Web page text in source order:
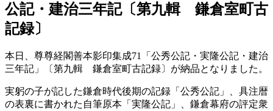
公記・建治三年記〔第九輯 鎌倉室町古
記録〕
本日、尊尊経閣善本影印集成71「公秀公記・実隆公記・建治
三年記」〔第九輯 鎌倉室町古記録〕が納品となりました。
実躬の子が記した鎌倉時代後期の記録「公秀公記」、具注暦
の表裏に書かれた自筆原本「実隆公記」、鎌倉幕府の評定衆